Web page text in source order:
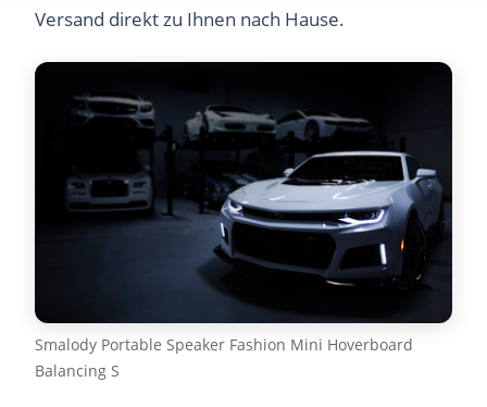
Versand direkt zu Ihnen nach Hause.
Smalody Portable Speaker Fashion Mini Hoverboard
Balancing S